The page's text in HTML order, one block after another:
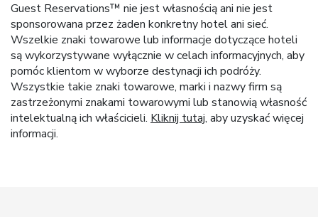
Guest Reservations™ nie jest własnością ani nie jest
sponsorowana przez żaden konkretny hotel ani sieć.
Wszelkie znaki towarowe lub informacje dotyczące hoteli
są wykorzystywane wyłącznie w celach informacyjnych, aby
pomóc klientom w wyborze destynacji ich podróży.
Wszystkie takie znaki towarowe, marki i nazwy firm są
zastrzeżonymi znakami towarowymi lub stanowią własność
intelektualną ich właścicieli. Kliknij tutaj, aby uzyskać więcej
informacji.